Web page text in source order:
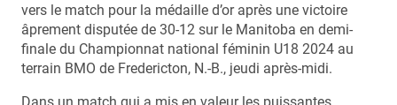
vers le match pour la médaille d’or après une victoire
âprement disputée de 30-12 sur le Manitoba en demi-
finale du Championnat national féminin U18 2024 au
terrain BMO de Fredericton, N.-B., jeudi après-midi.
Dans un match qui a mis en valeur les puissantes